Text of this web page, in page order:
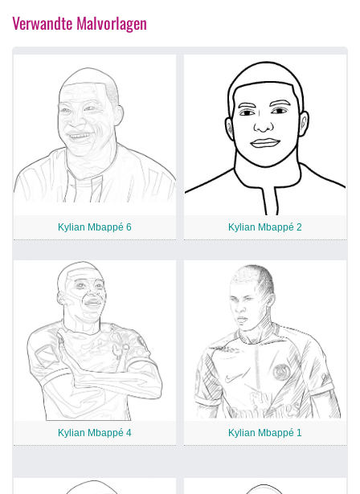
Verwandte Malvorlagen
Kylian Mbappé 6 Kylian Mbappé 2
Kylian Mbappé 4 Kylian Mbappé 1